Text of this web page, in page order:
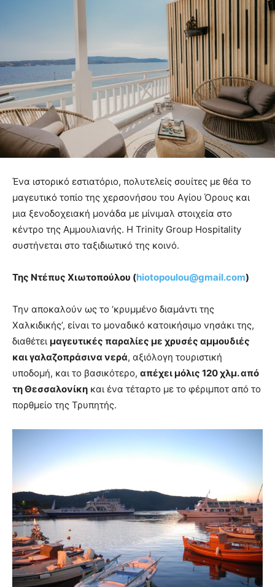
Ένα ιστορικό εστιατόριο, πολυτελείς σουίτες με θέα το
μαγευτικό τοπίο της χερσονήσου του Αγίου Όρους και
μια ξενοδοχειακή μονάδα με μίνιμαλ στοιχεία στο
κέντρο της Αμμουλιανής. Η Trinity Group Hospitality
συστήνεται στο ταξιδιωτικό της κοινό.
Της Ντέπυς Χιωτοπούλου (hiotopoulou@gmail.com)
Την αποκαλούν ως το ‘κρυμμένο διαμάντι της
Χαλκιδικής’, είναι το μοναδικό κατοικήσιμο νησάκι της,
διαθέτει μαγευτικές παραλίες με χρυσές αμμουδιές
και γαλαζοπράσινα νερά, αξιόλογη τουριστική
υποδομή, και το βασικότερο, απέχει μόλις 120 χλμ. από
τη Θεσσαλονίκη και ένα τέταρτο με το φέριμποτ από το
πορθμείο της Τρυπητής.